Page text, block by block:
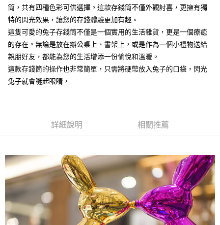
2.透過簡訊連結打開帳單後，可選擇「超商條碼／台灣大直營門市／銀行轉
帳／街口支付／iPASS MONEY」等通路繳費。
【注意事項】
1.本服務係由「台灣大哥大股份有限公司」（以下簡稱本公司）所提供，讓
用戶於交易時，得透過本服務購買商品或服務，並由商店將買賣／分期付款
2.基於同意付款使用「大哥付你分期」之契約關係目的，商店將以您的個人
資料（包含姓名、電話或地址）提供予台灣大哥大進項蒐集、處理及利用，
１．於結帳方式選擇「AFTEE先享後付」後，將跳轉至「AFTEE先享後付」
２．訂單成立數日內，您將收到繳費通知簡訊。
３．收到繳費通知簡訊後14天內，點擊此簡訊中的連結，可透過四大超商／
ATM／網路銀行／等多元方式進行付款，方視為交易完成。
※ 請注意：結帳手續完成當下不需立刻繳費，但若您需要取消訂單，請聯絡
購買商品的店家。未經商家同意取消之訂單仍視為有效，需透過AFTEE先享
後付繳納相關費用。
是否繳費成功／繳費後需取消欲退款等相關疑問，請聯繫「AFTEE先享後付
１．透過由恩沛科技股份有限公司提供之「AFTEE先享後付」服務完成之交
易，需依本服務之必要範圍內提供個人資料，並將交易相關給付款項請求債
https://aftee.tw/terms/#terms3
３．未成年的使用者請事先徵得法定代理人或監護人之同意方可使用
「AFTEE先享後付」，若未經同意申辦者引起之損失，本公司不負相關責
任。
４．使用「AFTEE先享後付」時，將依據個別帳號之用戶狀況，依本公司即
時審查核予不同之上限額度；若仍有額度不足之情形，本公司將視審查結果
請求用戶進行身份認證。
５．嚴禁一人註冊多個帳號或使用他人資訊註冊。若發現惡意使用之情形，
付款後7-11取貨
宅配
每筆NT$100，滿NT$1,000(含以上)免運費
京站台北店客服中心(1F星巴克旁) 即日起不提供京站紙袋，取件時
筒，共有四種色彩可供選擇。這款存錢筒不僅外觀討喜，更擁有獨
特的閃光效果，讓您的存錢體驗更加有趣。
這隻可愛的兔子存錢筒不僅是一個實用的生活雜貨，更是一個療癒
的存在。無論是放在辦公桌上、書架上，或是作為一個小禮物送給
親朋好友，都能為您的生活增添一份愉悅和溫暖。
這款存錢筒的操作也非常簡單，只需將硬幣放入兔子的口袋，閃光
兔子就會瞇起眼睛，
詳細說明 相關推薦